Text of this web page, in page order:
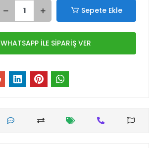
Sepete Ekle
WHATSAPP İLE SİPARİŞ VER